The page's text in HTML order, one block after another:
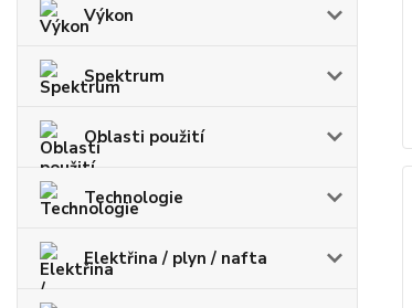
Výkon
Spektrum
Oblasti použití
Technologie
Elektřina / plyn / nafta